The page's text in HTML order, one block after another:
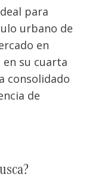
para
urbano de
en
en su cuarta
consolidado
de